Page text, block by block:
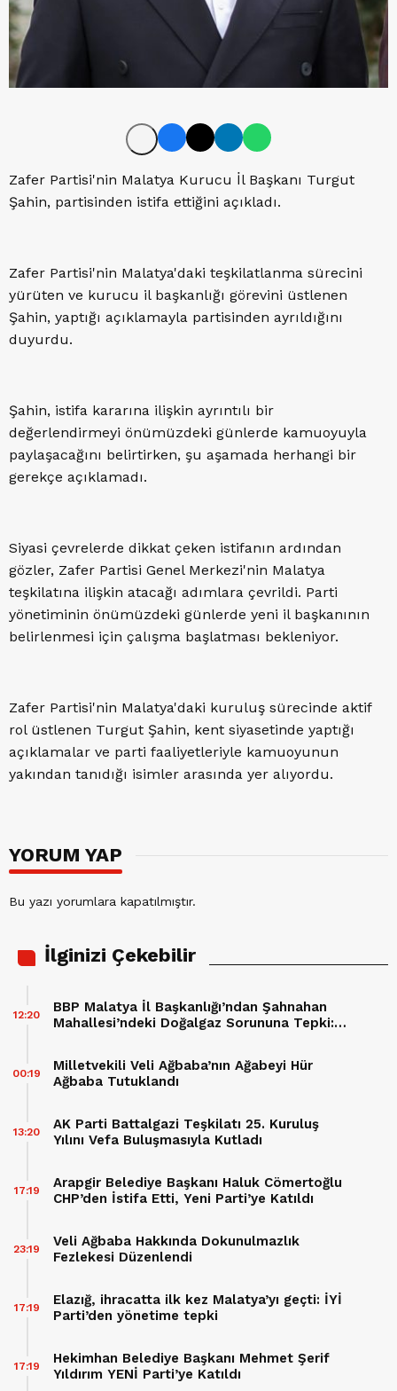
Zafer Partisi'nin Malatya Kurucu İl Başkanı Turgut
Şahin, partisinden istifa ettiğini açıkladı.
Zafer Partisi'nin Malatya'daki teşkilatlanma sürecini
yürüten ve kurucu il başkanlığı görevini üstlenen
Şahin, yaptığı açıklamayla partisinden ayrıldığını
duyurdu.
Şahin, istifa kararına ilişkin ayrıntılı bir
değerlendirmeyi önümüzdeki günlerde kamuoyuyla
paylaşacağını belirtirken, şu aşamada herhangi bir
gerekçe açıklamadı.
Siyasi çevrelerde dikkat çeken istifanın ardından
gözler, Zafer Partisi Genel Merkezi'nin Malatya
teşkilatına ilişkin atacağı adımlara çevrildi. Parti
yönetiminin önümüzdeki günlerde yeni il başkanının
belirlenmesi için çalışma başlatması bekleniyor.
Zafer Partisi'nin Malatya'daki kuruluş sürecinde aktif
rol üstlenen Turgut Şahin, kent siyasetinde yaptığı
açıklamalar ve parti faaliyetleriyle kamuoyunun
yakından tanıdığı isimler arasında yer alıyordu.
YORUM YAP
Bu yazı yorumlara kapatılmıştır.
İlginizi Çekebilir
BBP Malatya İl Başkanlığı’ndan Şahnahan
Mahallesi’ndeki Doğalgaz Sorununa Tepki:
12:20
Milletvekili Veli Ağbaba’nın Ağabeyi Hür
Ağbaba Tutuklandı
00:19
AK Parti Battalgazi Teşkilatı 25. Kuruluş
Yılını Vefa Buluşmasıyla Kutladı
13:20
Arapgir Belediye Başkanı Haluk Cömertoğlu
CHP’den İstifa Etti, Yeni Parti’ye Katıldı
17:19
Veli Ağbaba Hakkında Dokunulmazlık
Fezlekesi Düzenlendi
23:19
Elazığ, ihracatta ilk kez Malatya’yı geçti: İYİ
Parti’den yönetime tepki
17:19
Hekimhan Belediye Başkanı Mehmet Şerif
Yıldırım YENİ Parti’ye Katıldı
17:19